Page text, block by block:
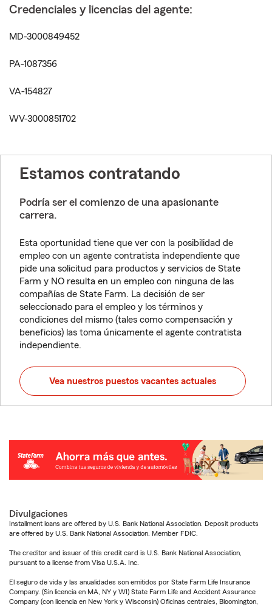
Credenciales y licencias del agente:
MD-3000849452
PA-1087356
VA-154827
WV-3000851702
Estamos contratando
Podría ser el comienzo de una apasionante
carrera.
Esta oportunidad tiene que ver con la posibilidad de
empleo con un agente contratista independiente que
pide una solicitud para productos y servicios de State
Farm y NO resulta en un empleo con ninguna de las
compañías de State Farm. La decisión de ser
seleccionado para el empleo y los términos y
condiciones del mismo (tales como compensación y
beneficios) las toma únicamente el agente contratista
independiente.
Vea nuestros puestos vacantes actuales
Divulgaciones
Installment loans are offered by U.S. Bank National Association. Deposit products
are offered by U.S. Bank National Association. Member FDIC.
The creditor and issuer of this credit card is U.S. Bank National Association,
pursuant to a license from Visa U.S.A. Inc.
El seguro de vida y las anualidades son emitidos por State Farm Life Insurance
Company. (Sin licencia en MA, NY y WI) State Farm Life and Accident Assurance
Company (con licencia en New York y Wisconsin) Oficinas centrales, Bloomington,